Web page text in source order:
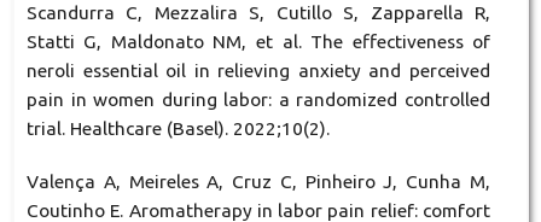
Scandurra C, Mezzalira S, Cutillo S, Zapparella R,
Statti G, Maldonato NM, et al. The effectiveness of
neroli essential oil in relieving anxiety and perceived
pain in women during labor: a randomized controlled
trial. Healthcare (Basel). 2022;10(2).
Valença A, Meireles A, Cruz C, Pinheiro J, Cunha M,
Coutinho E. Aromatherapy in labor pain relief: comfort